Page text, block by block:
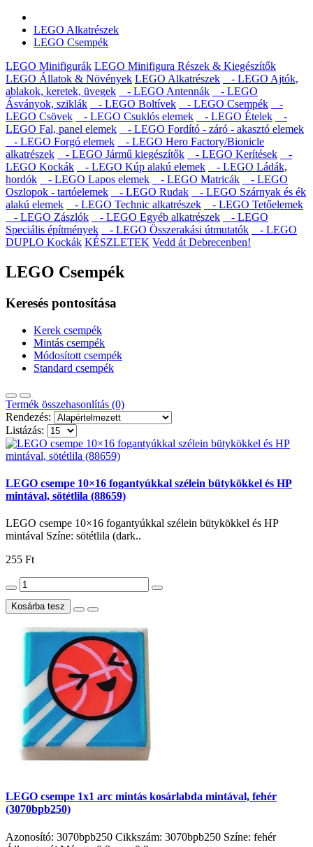
LEGO Alkatrészek
LEGO Csempék
LEGO Minifigurák LEGO Minifigura Részek & Kiegészítők
LEGO Állatok & Növények LEGO Alkatrészek
- LEGO Ajtók,
ablakok, keretek, üvegek
- LEGO Antennák
- LEGO
Ásványok, sziklák
- LEGO Boltívek - LEGO Csempék
-
LEGO Csövek
- LEGO Csuklós elemek - LEGO Ételek
-
LEGO Fal, panel elemek
- LEGO Fordító - záró - akasztó elemek
- LEGO Forgó elemek
- LEGO Hero Factory/Bionicle
alkatrészek
- LEGO Jármű kiegészítők - LEGO Kerítések
-
LEGO Kockák
- LEGO Kúp alakú elemek
- LEGO Ládák,
hordók
- LEGO Lapos elemek - LEGO Matricák
- LEGO
Oszlopok - tartóelemek
- LEGO Rudak
- LEGO Szárnyak és ék
alakú elemek
- LEGO Technic alkatrészek
- LEGO Tetőelemek
- LEGO Zászlók
- LEGO Egyéb alkatrészek
- LEGO
Speciális építmények
- LEGO Összerakási útmutatók
- LEGO
DUPLO Kockák KÉSZLETEK Vedd át Debrecenben!
LEGO Csempék
Keresés pontosítása
Kerek csempék
Mintás csempék
Módosított csempék
Standard csempék
Termék összehasonlítás (0)
Rendezés:
Listázás:
LEGO csempe 10×16 fogantyúkkal szélein bütykökkel és HP
mintával, sötétlila (88659)
LEGO csempe 10×16 fogantyúkkal szélein bütykökkel és HP
mintával Színe: sötétlila (dark..
255 Ft
Kosárba tesz
LEGO csempe 1x1 arc mintás kosárlabda mintával, fehér
(3070bpb250)
Azonosító: 3070bpb250 Cikkszám: 3070bpb250 Színe: fehér